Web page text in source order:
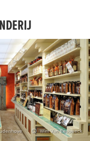
Wim Van Eesbeeck